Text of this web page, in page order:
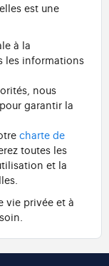
est une
à la
les informations
nous
garantir la
charte de
toutes les
et la
vie privée et à